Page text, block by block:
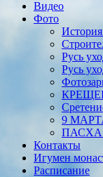
Видео
Фото
Русь
Русь
9
ПАСХА
Контакты
Игумен
Расписание